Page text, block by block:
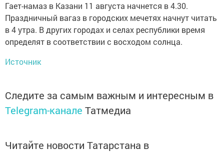
Гает-намаз в Казани 11 августа начнется в 4.30.
Праздничный вагаз в городских мечетях начнут читать
в 4 утра. В других городах и селах республики время
определят в соответствии с восходом солнца.
Источник
Следите за самым важным и интересным в
Telegram-канале Татмедиа
Читайте новости Татарстана в